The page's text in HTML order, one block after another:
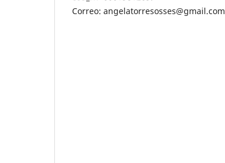
Correo: angelatorresosses@gmail.com